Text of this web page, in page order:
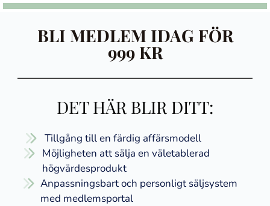
BLI MEDLEM IDAG FÖR
999 KR
DET HÄR BLIR DITT:
Tillgång till en färdig affärsmodell
Möjligheten att sälja en väletablerad
högvärdesprodukt
Anpassningsbart och personligt säljsystem
med medlemsportal